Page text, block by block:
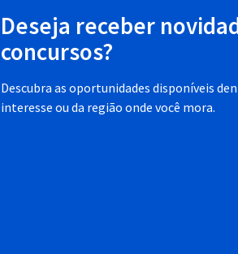
Deseja receber
concursos?
Descubra as oportunidades disponíveis
interesse ou da região onde você mora.